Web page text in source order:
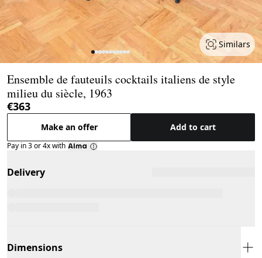
Similars
Ensemble de fauteuils cocktails italiens de style
milieu du siècle, 1963
€363
Make an offer Add to cart
Pay in 3 or 4x with
Delivery
Dimensions